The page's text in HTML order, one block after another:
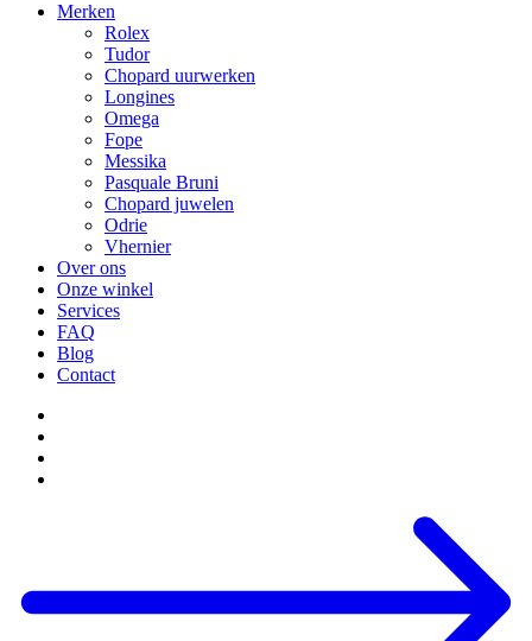
Merken
Rolex
Tudor
Chopard uurwerken
Longines
Omega
Fope
Messika
Pasquale Bruni
Chopard juwelen
Odrie
Vhernier
Over ons
Onze winkel
Services
FAQ
Blog
Contact